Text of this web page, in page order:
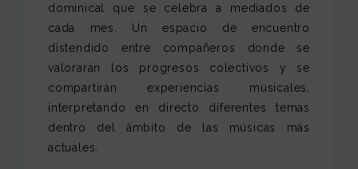
dominical que se celebra a mediados de
cada mes. Un espacio de encuentro
distendido entre compañeros donde se
valorarán los progresos colectivos y se
compartirán experiencias musicales,
interpretando en directo diferentes temas
dentro del ámbito de las músicas más
actuales.